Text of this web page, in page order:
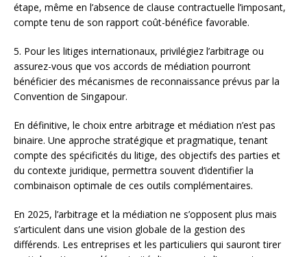
étape, même en l’absence de clause contractuelle l’imposant,
compte tenu de son rapport coût-bénéfice favorable.
5. Pour les litiges internationaux, privilégiez l’arbitrage ou
assurez-vous que vos accords de médiation pourront
bénéficier des mécanismes de reconnaissance prévus par la
Convention de Singapour.
En définitive, le choix entre arbitrage et médiation n’est pas
binaire. Une approche stratégique et pragmatique, tenant
compte des spécificités du litige, des objectifs des parties et
du contexte juridique, permettra souvent d’identifier la
combinaison optimale de ces outils complémentaires.
En 2025, l’arbitrage et la médiation ne s’opposent plus mais
s’articulent dans une vision globale de la gestion des
différends. Les entreprises et les particuliers qui sauront tirer